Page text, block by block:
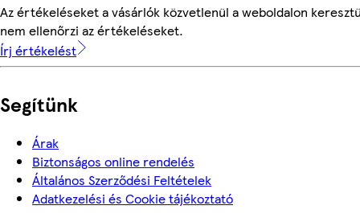
Az értékeléseket a vásárlók közvetlenül a weboldalon
nem ellenőrzi az értékeléseket.
Írj értékelést
Segítünk
Árak
Biztonságos online rendelés
Általános Szerződési Feltételek
Adatkezelési és Cookie tájékoztató